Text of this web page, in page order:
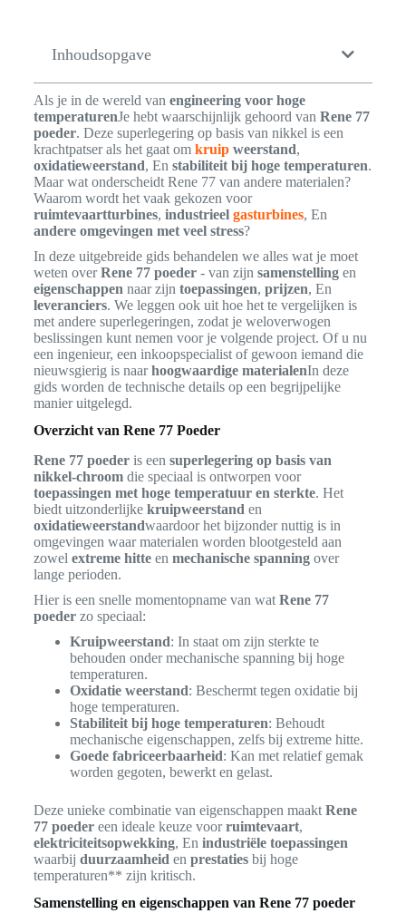
Inhoudsopgave
Als je in de wereld van engineering voor hoge
temperaturenJe hebt waarschijnlijk gehoord van Rene 77
poeder. Deze superlegering op basis van nikkel is een
krachtpatser als het gaat om kruipweerstand,
oxidatieweerstand, En stabiliteit bij hoge temperaturen.
Maar wat onderscheidt Rene 77 van andere materialen?
Waarom wordt het vaak gekozen voor
ruimtevaartturbines, industrieelgasturbines, En
andere omgevingen met veel stress?
In deze uitgebreide gids behandelen we alles wat je moet
weten overRene 77 poeder- van zijn samenstellingen
eigenschappen naar zijn toepassingen, prijzen, En
leveranciers. We leggen ook uit hoe het te vergelijken is
met andere superlegeringen, zodat je weloverwogen
beslissingen kunt nemen voor je volgende project. Of u nu
een ingenieur, een inkoopspecialist of gewoon iemand die
nieuwsgierig is naarhoogwaardige materialenIn deze
gids worden de technische details op een begrijpelijke
manier uitgelegd.
Overzicht van Rene 77 Poeder
Rene 77 poederis een superlegering op basis van
nikkel-chroomdie speciaal is ontworpen voor
toepassingen met hoge temperatuur en sterkte. Het
biedt uitzonderlijke kruipweerstand en
oxidatieweerstandwaardoor het bijzonder nuttig is in
omgevingen waar materialen worden blootgesteld aan
zowel extreme hitteen mechanische spanningover
lange perioden.
Hier is een snelle momentopname van wat Rene 77
poederzo speciaal:
Kruipweerstand: In staat om zijn sterkte te
behouden onder mechanische spanning bij hoge
temperaturen.
Oxidatie weerstand: Beschermt tegen oxidatie bij
hoge temperaturen.
Stabiliteit bij hoge temperaturen: Behoudt
mechanische eigenschappen, zelfs bij extreme hitte.
Goede fabriceerbaarheid: Kan met relatief gemak
worden gegoten, bewerkt en gelast.
Deze unieke combinatie van eigenschappen maakt Rene
77 poedereen ideale keuze voorruimtevaart,
elektriciteitsopwekking, En industriële toepassingen
waarbij duurzaamheid en prestatiesbij hoge
temperaturen** zijn kritisch.
Samenstelling en eigenschappen van Rene 77 poeder